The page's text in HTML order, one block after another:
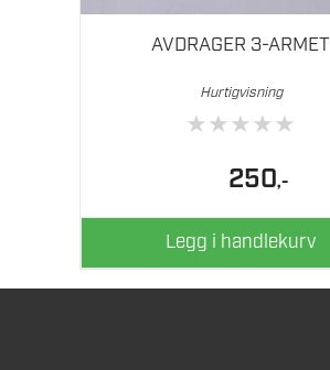
AVDRAGER 3-ARMET
Hurtigvisning
★★★★★
250,-
Legg i handlekurv